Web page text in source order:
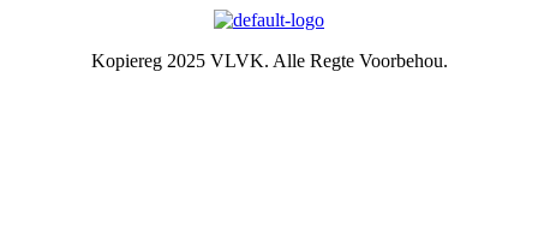
Kopiereg 2025 VLVK. Alle Regte Voorbehou.